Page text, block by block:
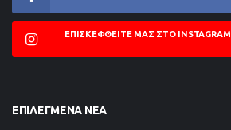
ΕΠΙΣΚΕΦΘΕΊΤΕ ΜΑΣ ΣΤΟ INSTAGRAM
ΕΠΙΛΕΓΜΈΝΑ ΝΈΑ